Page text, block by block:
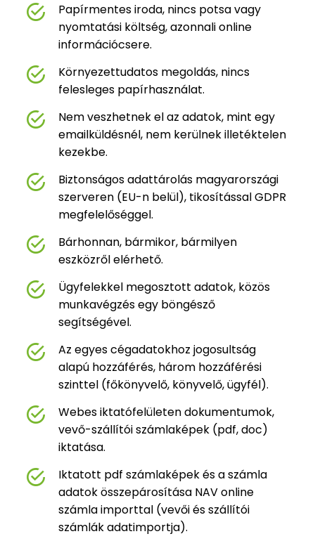
Papírmentes iroda, nincs potsa vagy
nyomtatási költség, azonnali online
információcsere.
Környezettudatos megoldás, nincs
felesleges papírhasználat.
Nem veszhetnek el az adatok, mint egy
emailküldésnél, nem kerülnek illetéktelen
kezekbe.
Biztonságos adattárolás magyarországi
szerveren (EU-n belül), tikosítással GDPR
megfelelőséggel.
Bárhonnan, bármikor, bármilyen
eszközről elérhető.
Ügyfelekkel megosztott adatok, közös
munkavégzés egy böngésző
segítségével.
Az egyes cégadatokhoz jogosultság
alapú hozzáférés, három hozzáférési
szinttel (főkönyvelő, könyvelő, ügyfél).
Webes iktatófelületen dokumentumok,
vevő-szállítói számlaképek (pdf, doc)
iktatása.
Iktatott pdf számlaképek és a számla
adatok összepárosítása NAV online
számla importtal (vevői és szállítói
számlák adatimportja).